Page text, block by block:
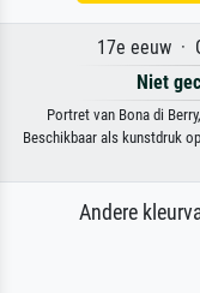
17e eeuw ·
Niet
Portret van Bona di
Beschikbaar als kunstdruk
Andere